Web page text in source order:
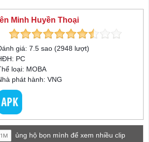
Minh Huyền Thoại
giá: 7.5 sao (2948 lượt)
PC
loại: MOBA
phát hành: VNG
ủng hộ bọn mình để xem nhiều clip